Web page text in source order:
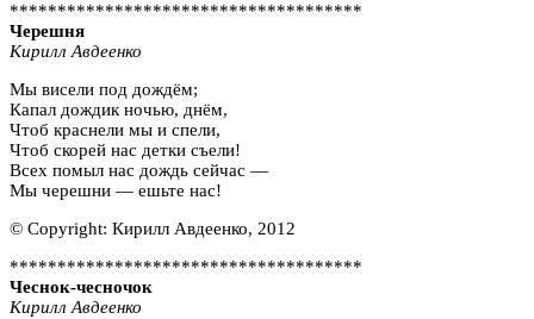
*************************************
Черешня
Кирилл Авдеенко
Мы висели под дождём;
Капал дождик ночью, днём,
Чтоб краснели мы и спели,
Чтоб скорей нас детки съели!
Всех помыл нас дождь сейчас —
Мы черешни — ешьте нас!
© Copyright: Кирилл Авдеенко, 2012
*************************************
Чеснок-чесночок
Кирилл Авдеенко